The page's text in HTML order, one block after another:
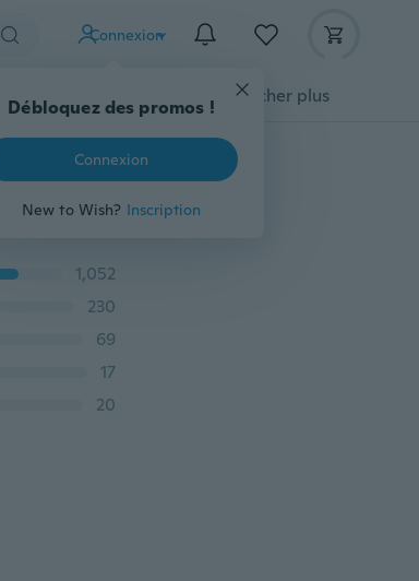
Connexion
Débloquez des promos !
Connexion
New to Wish? Inscription
animaux domestiques Afficher plus
20 modèles cravate en soie Paisley pour hommes Hi-Tie avec boutons de manchette mouchoir cravate classique pour les affaires de mariage
1,052
230
69
17
20